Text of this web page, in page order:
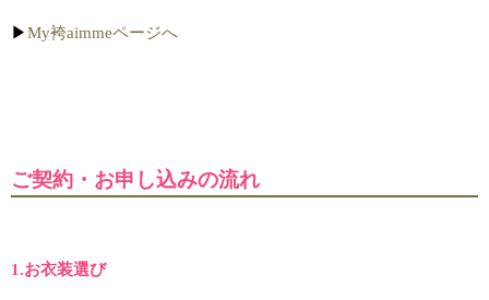
▶︎My袴aimmeページへ
ご契約・お申し込みの流れ
1.お衣装選び